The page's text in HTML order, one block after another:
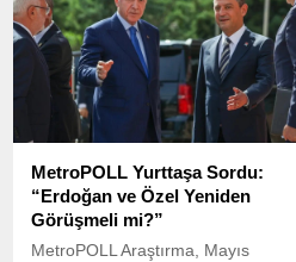
MetroPOLL Yurttaşa Sordu:
“Erdoğan ve Özel Yeniden
Görüşmeli mi?”
MetroPOLL Araştırma, Mayıs